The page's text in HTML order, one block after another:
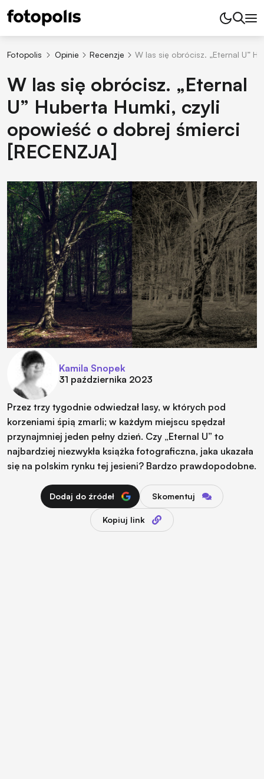
Fotopolis Opinie Recenzje W las się obrócisz. „Eternal U”
W las się obrócisz. „Eternal
U” Huberta Humki, czyli
opowieść o dobrej śmierci
[RECENZJA]
Kamila Snopek
31 października 2023
Przez trzy tygodnie odwiedzał lasy, w których pod
korzeniami śpią zmarli; w każdym miejscu spędzał
przynajmniej jeden pełny dzień. Czy „Eternal U” to
najbardziej niezwykła książka fotograficzna, jaka ukazała
się na polskim rynku tej jesieni? Bardzo prawdopodobne.
Dodaj do źródeł Skomentuj
Kopiuj link